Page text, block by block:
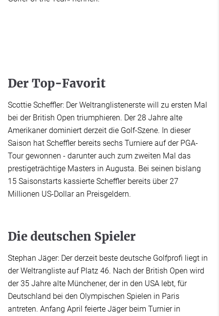
Der Top-Favorit
Scottie Scheffler: Der Weltranglistenerste will zu ersten Mal
bei der British Open triumphieren. Der 28 Jahre alte
Amerikaner dominiert derzeit die Golf-Szene. In dieser
Saison hat Scheffler bereits sechs Turniere auf der PGA-
Tour gewonnen - darunter auch zum zweiten Mal das
prestigeträchtige Masters in Augusta. Bei seinen bislang
15 Saisonstarts kassierte Scheffler bereits über 27
Millionen US-Dollar an Preisgeldern.
Die deutschen Spieler
Stephan Jäger: Der derzeit beste deutsche Golfprofi liegt in
der Weltrangliste auf Platz 46. Nach der British Open wird
der 35 Jahre alte Münchener, der in den USA lebt, für
Deutschland bei den Olympischen Spielen in Paris
antreten. Anfang April feierte Jäger beim Turnier in